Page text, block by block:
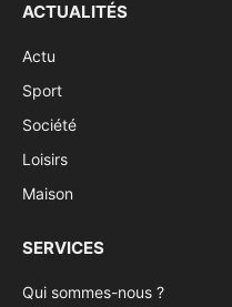
ACTUALITÉS
Actu
Sport
Société
Loisirs
Maison
SERVICES
Qui sommes-nous ?